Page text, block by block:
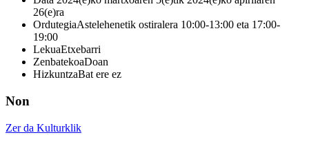
26(e)ra
OrdutegiaAstelehenetik ostiralera 10:00-13:00 eta 17:00-
19:00
LekuaEtxebarri
ZenbatekoaDoan
HizkuntzaBat ere ez
Non
Zer da Kulturklik